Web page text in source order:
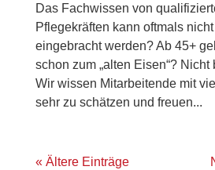
Das Fachwissen von
Pflegekräften kann oftmals
eingebracht werden? Ab 45+
schon zum „alten Eisen“? Nicht
Wir wissen Mitarbeitende mit
sehr zu schätzen und freuen...
« Ältere Einträge